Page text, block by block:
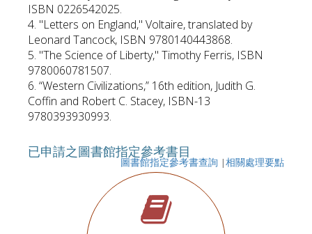
ISBN 0226542025.
4. "Letters on England," Voltaire, translated by
Leonard Tancock, ISBN 9780140443868.
5. "The Science of Liberty," Timothy Ferris, ISBN
9780060781507.
6. “Western Civilizations,” 16th edition, Judith G.
Coffin and Robert C. Stacey, ISBN-13
9780393930993.
已申請之圖書館指定參考書目
圖書館指定參考書查詢 |相關處理要點